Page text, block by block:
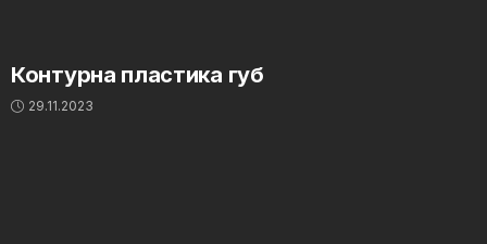
Контурна пластика губ
29.11.2023